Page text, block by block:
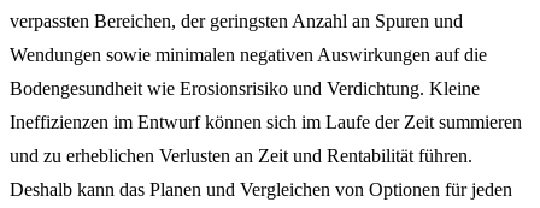
verpassten Bereichen, der geringsten Anzahl an Spuren und
Wendungen sowie minimalen negativen Auswirkungen auf die
Bodengesundheit wie Erosionsrisiko und Verdichtung. Kleine
Ineffizienzen im Entwurf können sich im Laufe der Zeit summieren
und zu erheblichen Verlusten an Zeit und Rentabilität führen.
Deshalb kann das Planen und Vergleichen von Optionen für jeden